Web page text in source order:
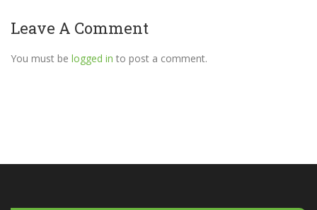
Leave A Comment
You must be logged in to post a comment.